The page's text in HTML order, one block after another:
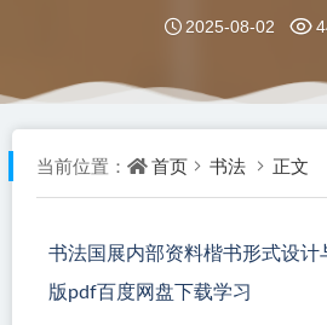
2025-08-02
当前位置： 首页 书法 正文
书法国展内部资料楷书形式设计
版pdf百度网盘下载学习